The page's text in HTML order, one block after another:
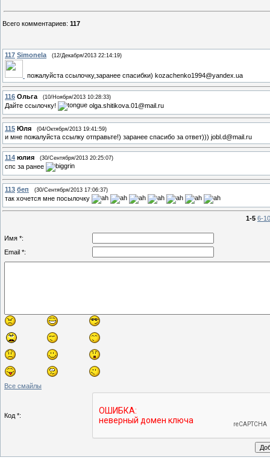
Всего комментариев: 117
117 Simonela (12/Декабря/2013 22:14:19)
пожалуйста ссылочку,заранее спасибки) kozachenko1994@yandex.ua
116 Ольга (10/Ноября/2013 10:28:33)
Дайте ссылочку! olga.shitikova.01@mail.ru
115 Юля (04/Октября/2013 19:41:59)
и мне пожалуйста ссылку отправьте!) заранее спасибо за ответ))) jobl.d@mail.ru
114 юлия (30/Сентября/2013 20:25:07)
спс за ранее
113 беп (30/Сентября/2013 17:06:37)
так хочется мне посылочку
1-5 6-10
Имя *:
Email *:
Все смайлы
Код *: